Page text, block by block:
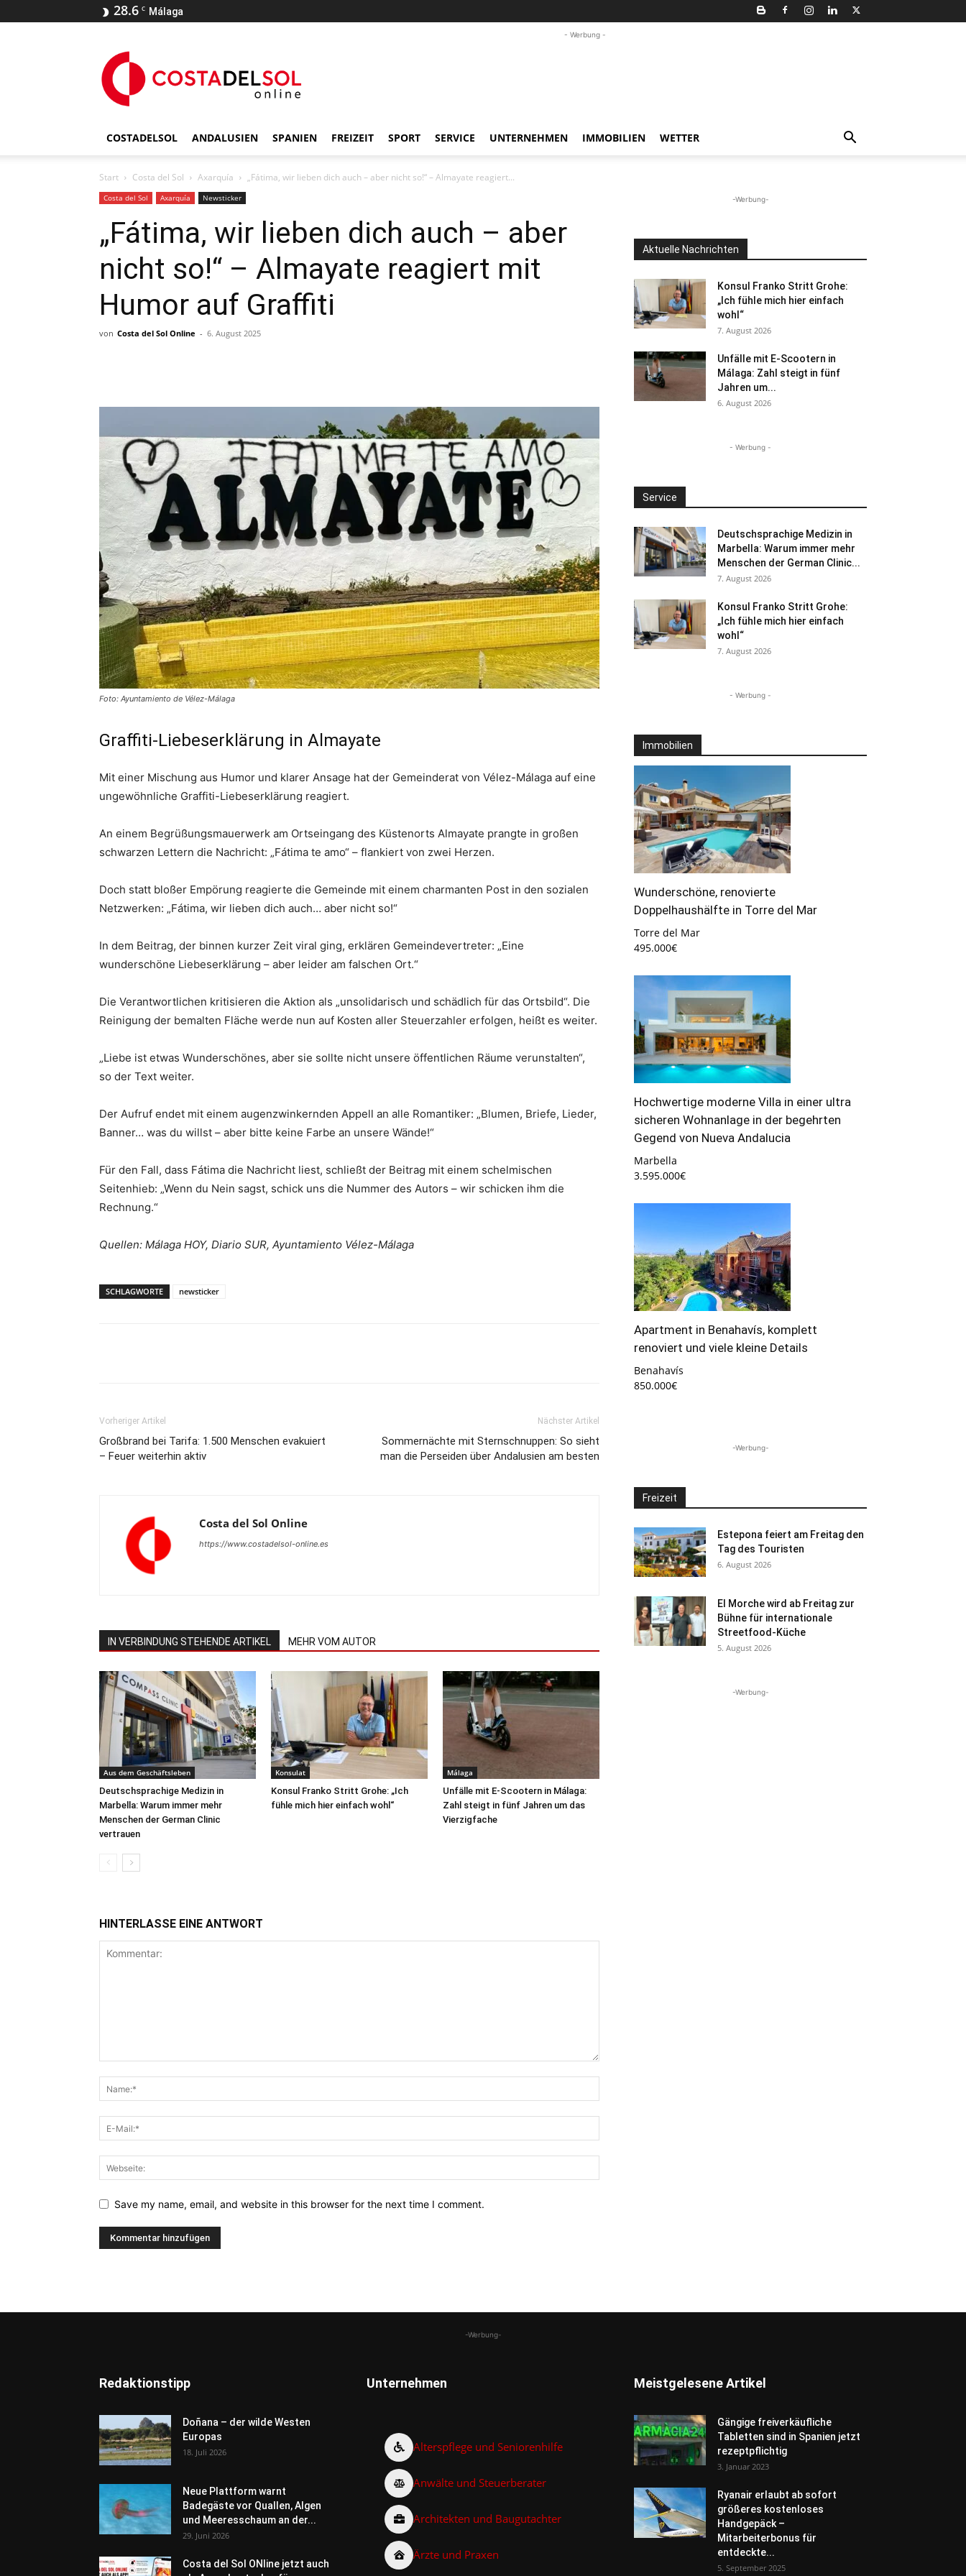
28.6 C Málaga
- Werbung -
COSTADELSOL ANDALUSIEN SPANIEN FREIZEIT SPORT SERVICE UNTERNEHMEN IMMOBILIEN WETTER
Start Costa del Sol Axarquía „Fátima, wir lieben dich auch – aber nicht so!“ – Almayate reagiert...
Costa del Sol Axarquía Newsticker
„Fátima, wir lieben dich auch – aber
nicht so!“ – Almayate reagiert mit
Humor auf Graffiti
von Costa del Sol Online - 6. August 2025
Foto: Ayuntamiento de Vélez-Málaga
Graffiti-Liebeserklärung in Almayate
Mit einer Mischung aus Humor und klarer Ansage hat der Gemeinderat von Vélez-Málaga auf eine
ungewöhnliche Graffiti-Liebeserklärung reagiert.
An einem Begrüßungsmauerwerk am Ortseingang des Küstenorts Almayate prangte in großen
schwarzen Lettern die Nachricht: „Fátima te amo“ – flankiert von zwei Herzen.
Doch statt bloßer Empörung reagierte die Gemeinde mit einem charmanten Post in den sozialen
Netzwerken: „Fátima, wir lieben dich auch… aber nicht so!“
In dem Beitrag, der binnen kurzer Zeit viral ging, erklären Gemeindevertreter: „Eine
wunderschöne Liebeserklärung – aber leider am falschen Ort.“
Die Verantwortlichen kritisieren die Aktion als „unsolidarisch und schädlich für das Ortsbild“. Die
Reinigung der bemalten Fläche werde nun auf Kosten aller Steuerzahler erfolgen, heißt es weiter.
„Liebe ist etwas Wunderschönes, aber sie sollte nicht unsere öffentlichen Räume verunstalten“,
so der Text weiter.
Der Aufruf endet mit einem augenzwinkernden Appell an alle Romantiker: „Blumen, Briefe, Lieder,
Banner… was du willst – aber bitte keine Farbe an unsere Wände!“
Für den Fall, dass Fátima die Nachricht liest, schließt der Beitrag mit einem schelmischen
Seitenhieb: „Wenn du Nein sagst, schick uns die Nummer des Autors – wir schicken ihm die
Rechnung.“
Quellen: Málaga HOY, Diario SUR, Ayuntamiento Vélez-Málaga
SCHLAGWORTE newsticker
Vorheriger Artikel
Großbrand bei Tarifa: 1.500 Menschen evakuiert
– Feuer weiterhin aktiv
Nächster Artikel
Sommernächte mit Sternschnuppen: So sieht
man die Perseiden über Andalusien am besten
Costa del Sol Online
https://www.costadelsol-online.es
IN VERBINDUNG STEHENDE ARTIKEL MEHR VOM AUTOR
Aus dem Geschäftsleben
Deutschsprachige Medizin in
Marbella: Warum immer mehr
Menschen der German Clinic
vertrauen
Konsulat
Konsul Franko Stritt Grohe: „Ich
fühle mich hier einfach wohl“
Málaga
Unfälle mit E-Scootern in Málaga:
Zahl steigt in fünf Jahren um das
Vierzigfache
HINTERLASSE EINE ANTWORT
Save my name, email, and website in this browser for the next time I comment.
-Werbung-
Aktuelle Nachrichten
Konsul Franko Stritt Grohe:
„Ich fühle mich hier einfach
wohl“
7. August 2026
Unfälle mit E-Scootern in
Málaga: Zahl steigt in fünf
Jahren um...
6. August 2026
- Werbung -
Service
Deutschsprachige Medizin in
Marbella: Warum immer mehr
Menschen der German Clinic...
7. August 2026
Konsul Franko Stritt Grohe:
„Ich fühle mich hier einfach
wohl“
7. August 2026
- Werbung -
Immobilien
Wunderschöne, renovierte
Doppelhaushälfte in Torre del Mar
Torre del Mar
495.000€
Hochwertige moderne Villa in einer ultra
sicheren Wohnanlage in der begehrten
Gegend von Nueva Andalucia
Marbella
3.595.000€
Apartment in Benahavís, komplett
renoviert und viele kleine Details
Benahavís
850.000€
-Werbung-
Freizeit
Estepona feiert am Freitag den
Tag des Touristen
6. August 2026
El Morche wird ab Freitag zur
Bühne für internationale
Streetfood-Küche
5. August 2026
-Werbung-
-Werbung-
Redaktionstipp
Doñana – der wilde Westen
Europas
18. Juli 2026
Neue Plattform warnt
Badegäste vor Quallen, Algen
und Meeresschaum an der...
29. Juni 2026
Costa del Sol ONline jetzt auch
Unternehmen
Alterspflege und Seniorenhilfe
Anwälte und Steuerberater
Architekten und Baugutachter
Ärzte und Praxen
Meistgelesene Artikel
Gängige freiverkäufliche
Tabletten sind in Spanien jetzt
rezeptpflichtig
3. Januar 2023
Ryanair erlaubt ab sofort
größeres kostenloses
Handgepäck –
Mitarbeiterbonus für
entdeckte...
5. September 2025